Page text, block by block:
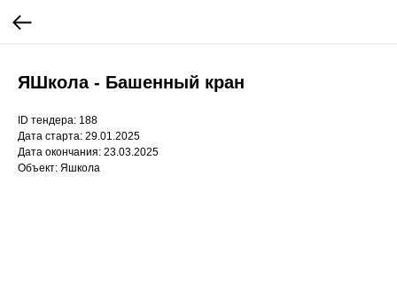
ЯШкола - Башенный кран
ID тендера: 188
Дата старта: 29.01.2025
Дата окончания: 23.03.2025
Объект: Яшкола